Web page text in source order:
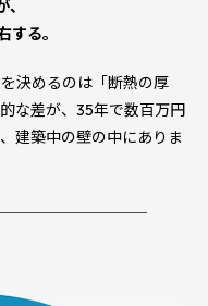
する。
決めるのは「断熱の厚
な差が、35年で数百万円
建築中の壁の中にありま